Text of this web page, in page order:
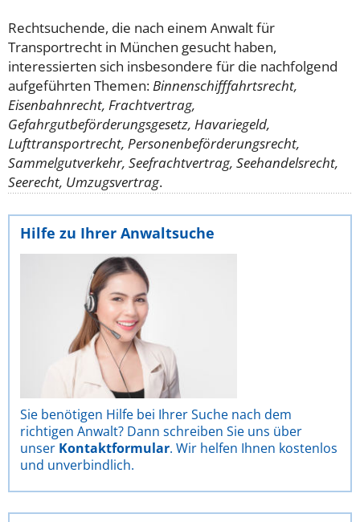
Rechtsuchende, die nach einem Anwalt für
Transportrecht in München gesucht haben,
interessierten sich insbesondere für die nachfolgend
aufgeführten Themen:Binnenschifffahrtsrecht,
Eisenbahnrecht, Frachtvertrag,
Gefahrgutbeförderungsgesetz, Havariegeld,
Lufttransportrecht, Personenbeförderungsrecht,
Sammelgutverkehr, Seefrachtvertrag, Seehandelsrecht,
Seerecht, Umzugsvertrag.
Hilfe zu Ihrer Anwaltsuche
Sie benötigen Hilfe bei Ihrer Suche nach dem
richtigen Anwalt? Dann schreiben Sie uns über
unser Kontaktformular. Wir helfen Ihnen kostenlos
und unverbindlich.